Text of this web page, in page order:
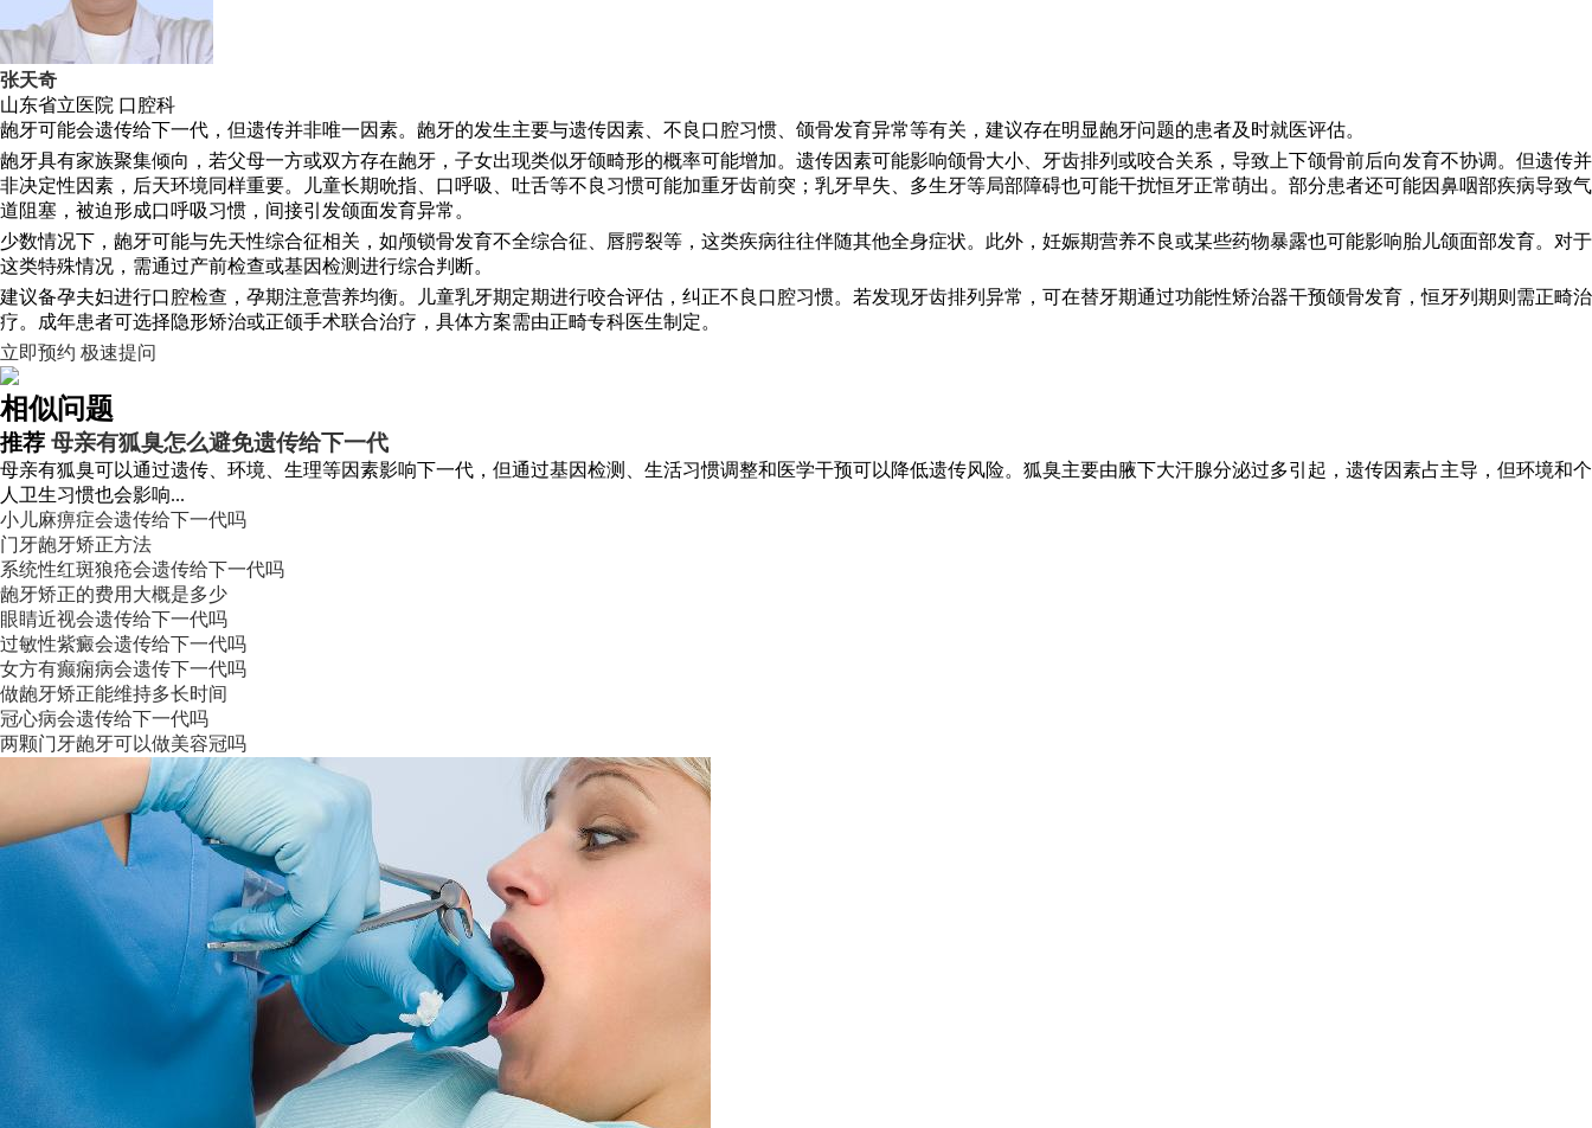
张天奇
山东省立医院 口腔科
龅牙可能会遗传给下一代，但遗传并非唯一因素。龅牙的发生主要与遗传因素、不良口腔习惯、颌骨发育异常等有关，建议存在明显龅牙问题的患者及时就医评估。
龅牙具有家族聚集倾向，若父母一方或双方存在龅牙，子女出现类似牙颌畸形的概率可能增加。遗传因素可能影响颌骨大小、牙齿排列或咬合关系，导致上下颌骨前后向发育不协调。但遗传并
非决定性因素，后天环境同样重要。儿童长期吮指、口呼吸、吐舌等不良习惯可能加重牙齿前突；乳牙早失、多生牙等局部障碍也可能干扰恒牙正常萌出。部分患者还可能因鼻咽部疾病导致气
道阻塞，被迫形成口呼吸习惯，间接引发颌面发育异常。
少数情况下，龅牙可能与先天性综合征相关，如颅锁骨发育不全综合征、唇腭裂等，这类疾病往往伴随其他全身症状。此外，妊娠期营养不良或某些药物暴露也可能影响胎儿颌面部发育。对于
这类特殊情况，需通过产前检查或基因检测进行综合判断。
建议备孕夫妇进行口腔检查，孕期注意营养均衡。儿童乳牙期定期进行咬合评估，纠正不良口腔习惯。若发现牙齿排列异常，可在替牙期通过功能性矫治器干预颌骨发育，恒牙列期则需正畸治
疗。成年患者可选择隐形矫治或正颌手术联合治疗，具体方案需由正畸专科医生制定。
立即预约 极速提问
相似问题
推荐 母亲有狐臭怎么避免遗传给下一代
母亲有狐臭可以通过遗传、环境、生理等因素影响下一代，但通过基因检测、生活习惯调整和医学干预可以降低遗传风险。狐臭主要由腋下大汗腺分泌过多引起，遗传因素占主导，但环境和个
人卫生习惯也会影响...
小儿麻痹症会遗传给下一代吗
门牙龅牙矫正方法
系统性红斑狼疮会遗传给下一代吗
龅牙矫正的费用大概是多少
眼睛近视会遗传给下一代吗
过敏性紫癜会遗传给下一代吗
女方有癫痫病会遗传下一代吗
做龅牙矫正能维持多长时间
冠心病会遗传给下一代吗
两颗门牙龅牙可以做美容冠吗